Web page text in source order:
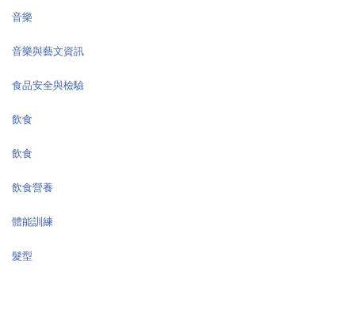
音樂
音樂與藝文資訊
食品安全與檢驗
飲食
飲食
飲食營養
體能訓練
髮型